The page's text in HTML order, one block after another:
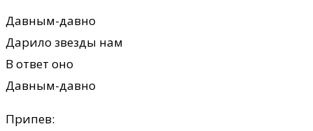
Давным-давно
Дарило звезды нам
В ответ оно
Давным-давно
Припев: